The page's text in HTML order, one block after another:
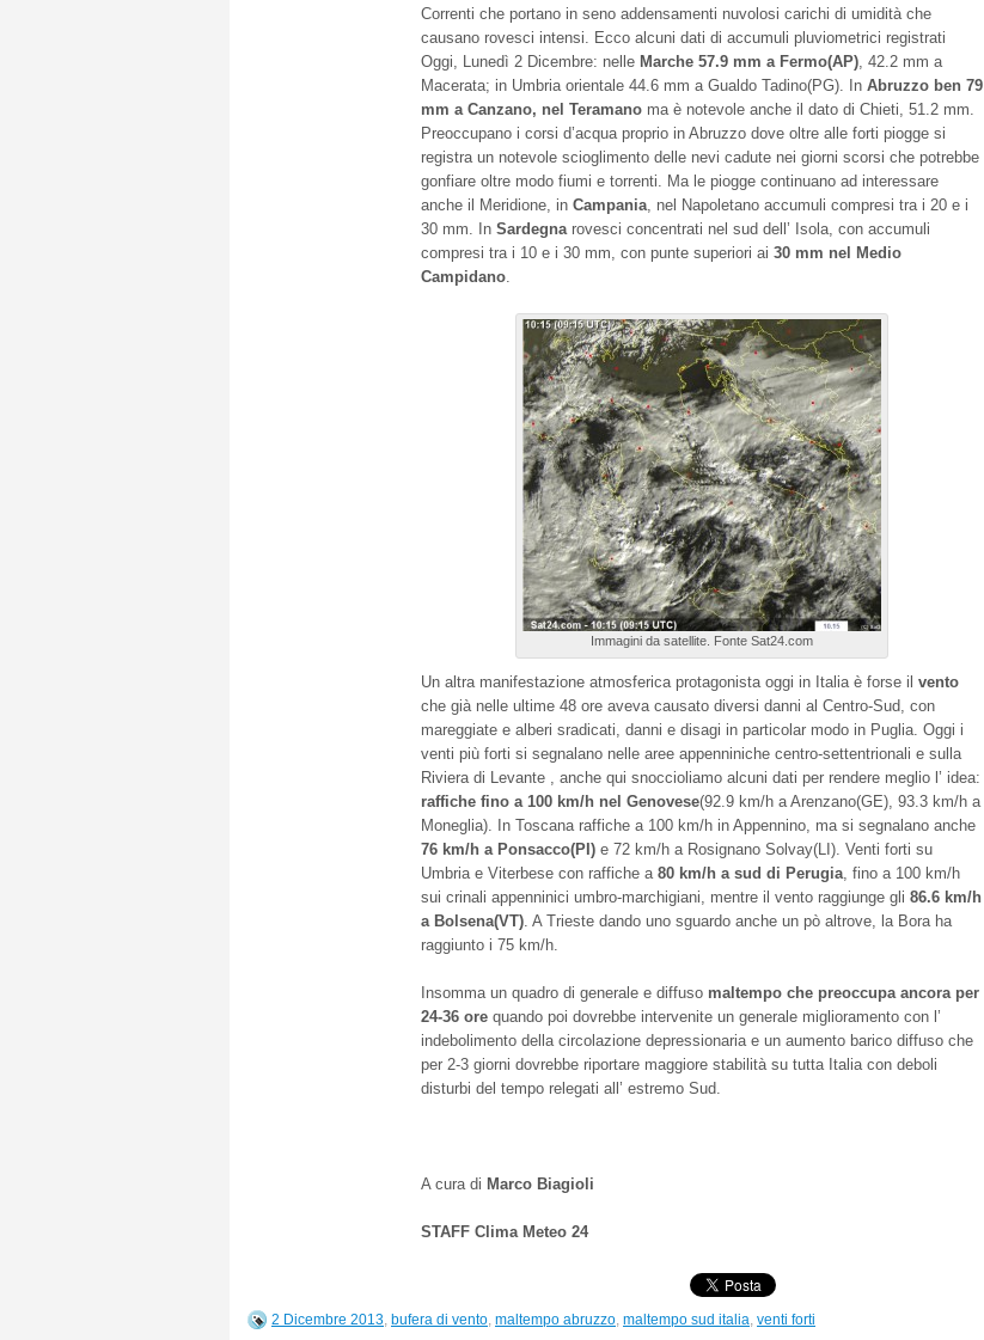
Correnti che portano in seno addensamenti nuvolosi carichi di umidità che
causano rovesci intensi. Ecco alcuni dati di accumuli pluviometrici registrati
Oggi, Lunedì 2 Dicembre: nelle Marche 57.9 mm a Fermo(AP), 42.2 mm a
Macerata; in Umbria orientale 44.6 mm a Gualdo Tadino(PG). In Abruzzo ben 79
mm a Canzano, nel Teramano ma è notevole anche il dato di Chieti, 51.2 mm.
Preoccupano i corsi d’acqua proprio in Abruzzo dove oltre alle forti piogge si
registra un notevole scioglimento delle nevi cadute nei giorni scorsi che potrebbe
gonfiare oltre modo fiumi e torrenti. Ma le piogge continuano ad interessare
anche il Meridione, in Campania, nel Napoletano accumuli compresi tra i 20 e i
30 mm. In Sardegnarovesci concentrati nel sud dell’ Isola, con accumuli
compresi tra i 10 e i 30 mm, con punte superiori ai 30 mm nel Medio
Campidano.
Immagini da satellite. Fonte Sat24.com
Un altra manifestazione atmosferica protagonista oggi in Italia è forse il vento
che già nelle ultime 48 ore aveva causato diversi danni al Centro-Sud, con
mareggiate e alberi sradicati, danni e disagi in particolar modo in Puglia. Oggi i
venti più forti si segnalano nelle aree appenniniche centro-settentrionali e sulla
Riviera di Levante , anche qui snoccioliamo alcuni dati per rendere meglio l’ idea:
raffiche fino a 100 km/h nel Genovese(92.9 km/h a Arenzano(GE), 93.3 km/h a
Moneglia). In Toscana raffiche a 100 km/h in Appennino, ma si segnalano anche
76 km/h a Ponsacco(PI) e 72 km/h a Rosignano Solvay(LI). Venti forti su
Umbria e Viterbese con raffiche a 80 km/h a sud di Perugia, fino a 100 km/h
sui crinali appenninici umbro-marchigiani, mentre il vento raggiunge gli 86.6 km/h
a Bolsena(VT). A Trieste dando uno sguardo anche un pò altrove, la Bora ha
raggiunto i 75 km/h.
Insomma un quadro di generale e diffuso maltempo che preoccupa ancora per
24-36 ore quando poi dovrebbe intervenite un generale miglioramento con l’
indebolimento della circolazione depressionaria e un aumento barico diffuso che
per 2-3 giorni dovrebbe riportare maggiore stabilità su tutta Italia con deboli
disturbi del tempo relegati all’ estremo Sud.
A cura di Marco Biagioli
STAFF Clima Meteo 24
2 Dicembre 2013, bufera di vento, maltempo abruzzo, maltempo sud italia, venti forti